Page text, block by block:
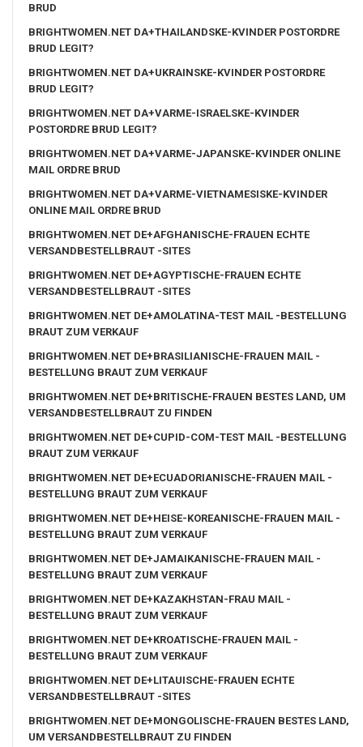
BRUD
BRIGHTWOMEN.NET DA+THAILANDSKE-KVINDER POSTORDRE
BRUD LEGIT?
BRIGHTWOMEN.NET DA+UKRAINSKE-KVINDER POSTORDRE
BRUD LEGIT?
BRIGHTWOMEN.NET DA+VARME-ISRAELSKE-KVINDER
POSTORDRE BRUD LEGIT?
BRIGHTWOMEN.NET DA+VARME-JAPANSKE-KVINDER ONLINE
MAIL ORDRE BRUD
BRIGHTWOMEN.NET DA+VARME-VIETNAMESISKE-KVINDER
ONLINE MAIL ORDRE BRUD
BRIGHTWOMEN.NET DE+AFGHANISCHE-FRAUEN ECHTE
VERSANDBESTELLBRAUT -SITES
BRIGHTWOMEN.NET DE+AGYPTISCHE-FRAUEN ECHTE
VERSANDBESTELLBRAUT -SITES
BRIGHTWOMEN.NET DE+AMOLATINA-TEST MAIL -BESTELLUNG
BRAUT ZUM VERKAUF
BRIGHTWOMEN.NET DE+BRASILIANISCHE-FRAUEN MAIL -
BESTELLUNG BRAUT ZUM VERKAUF
BRIGHTWOMEN.NET DE+BRITISCHE-FRAUEN BESTES LAND, UM
VERSANDBESTELLBRAUT ZU FINDEN
BRIGHTWOMEN.NET DE+CUPID-COM-TEST MAIL -BESTELLUNG
BRAUT ZUM VERKAUF
BRIGHTWOMEN.NET DE+ECUADORIANISCHE-FRAUEN MAIL -
BESTELLUNG BRAUT ZUM VERKAUF
BRIGHTWOMEN.NET DE+HEISE-KOREANISCHE-FRAUEN MAIL -
BESTELLUNG BRAUT ZUM VERKAUF
BRIGHTWOMEN.NET DE+JAMAIKANISCHE-FRAUEN MAIL -
BESTELLUNG BRAUT ZUM VERKAUF
BRIGHTWOMEN.NET DE+KAZAKHSTAN-FRAU MAIL -
BESTELLUNG BRAUT ZUM VERKAUF
BRIGHTWOMEN.NET DE+KROATISCHE-FRAUEN MAIL -
BESTELLUNG BRAUT ZUM VERKAUF
BRIGHTWOMEN.NET DE+LITAUISCHE-FRAUEN ECHTE
VERSANDBESTELLBRAUT -SITES
BRIGHTWOMEN.NET DE+MONGOLISCHE-FRAUEN BESTES LAND,
UM VERSANDBESTELLBRAUT ZU FINDEN